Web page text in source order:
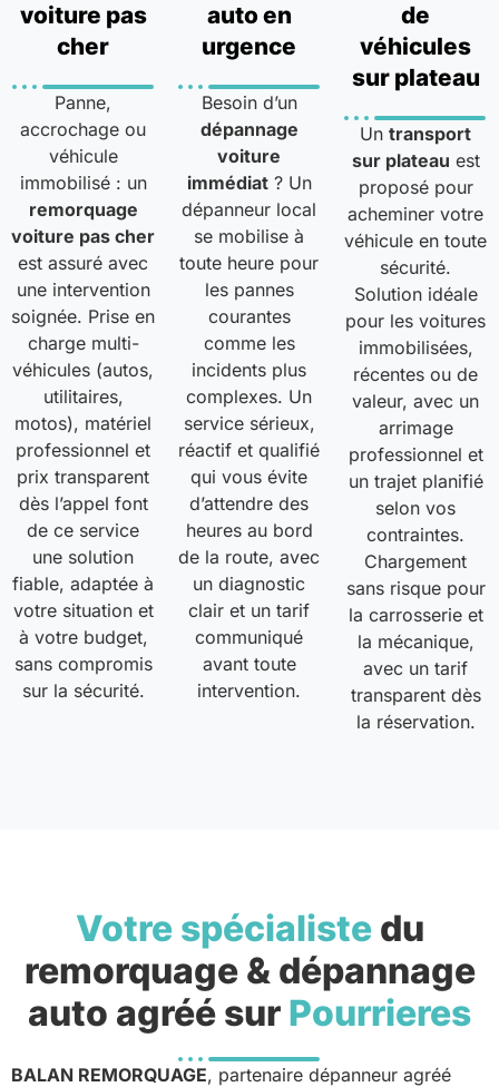
voiture pas
cher
Panne,
accrochage ou
véhicule
immobilisé : un
remorquage
voiture pas cher
est assuré avec
une intervention
soignée. Prise en
charge multi-
véhicules (autos,
utilitaires,
motos), matériel
professionnel et
prix transparent
dès l’appel font
de ce service
une solution
fiable, adaptée à
votre situation et
à votre budget,
sans compromis
sur la sécurité.
auto en
urgence
Besoin d’un
dépannage
voiture
immédiat? Un
dépanneur local
se mobilise à
toute heure pour
les pannes
courantes
comme les
incidents plus
complexes. Un
service sérieux,
réactif et qualifié
qui vous évite
d’attendre des
heures au bord
de la route, avec
un diagnostic
clair et un tarif
communiqué
avant toute
intervention.
de
véhicules
sur plateau
Untransport
sur plateau est
proposé pour
acheminer votre
véhicule en toute
sécurité.
Solution idéale
pour les voitures
immobilisées,
récentes ou de
valeur, avec un
arrimage
professionnel et
un trajet planifié
selon vos
contraintes.
Chargement
sans risque pour
la carrosserie et
la mécanique,
avec un tarif
transparent dès
la réservation.
Votre spécialistedu
remorquage & dépannage
auto agréé sur Pourrieres
BALAN REMORQUAGE, partenaire dépanneur agréé